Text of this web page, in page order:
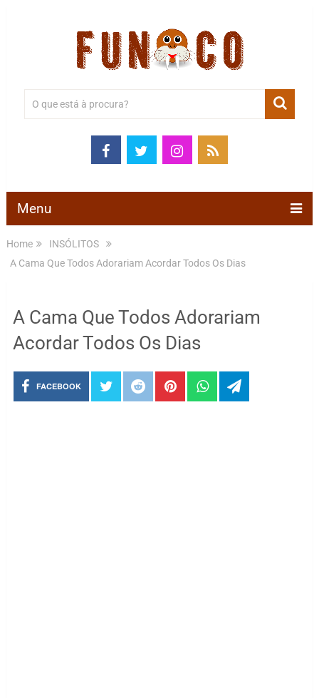
Menu
Home
INSÓLITOS
A Cama Que Todos Adorariam Acordar Todos Os Dias
A Cama Que Todos Adorariam
Acordar Todos Os Dias
FACEBOOK